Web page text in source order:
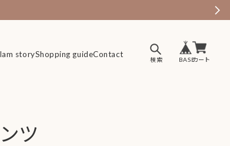
storyShopping guideContact
storyShopping guideContact
ツ